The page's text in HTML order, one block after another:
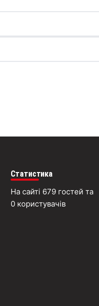
Статистика
На сайті 679 гостей та
0 користувачів